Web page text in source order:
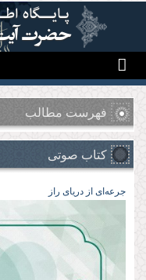
رفتن به محتوای اصلی
فهرست مطالب
کتاب صوتی
جرعه‌ای از دریای راز